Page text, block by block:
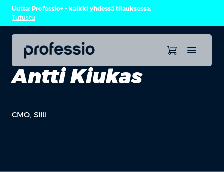
Uutta: Professio+ – kaikki yhdessä tilauksessa.
Tutustu
Antti Kiukas
CMO, Siili